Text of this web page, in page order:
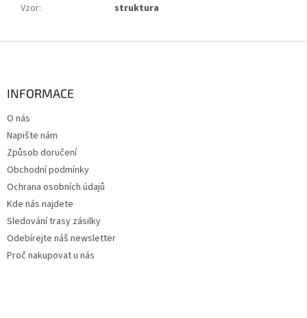
Vzor: struktura
INFORMACE
O nás
Napište nám
Způsob doručení
Obchodní podmínky
Ochrana osobních údajů
Kde nás najdete
Sledování trasy zásilky
Odebírejte náš newsletter
Proč nakupovat u nás